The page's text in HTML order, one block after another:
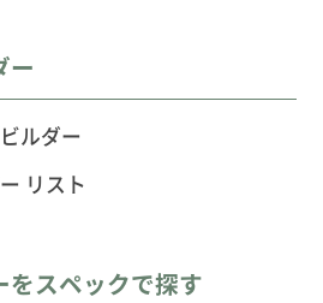
ー
ルダー
リスト
をスペックで探す